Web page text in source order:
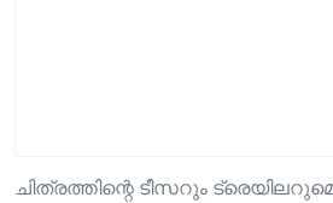
ചിത്രത്തിന്റെ ടീസറും